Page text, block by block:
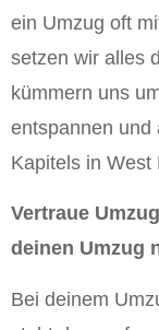
ein Umzug oft
setzen wir alles
kümmern uns
entspannen und
Kapitels in West
Vertraue
deinen Umzug
Bei deinem